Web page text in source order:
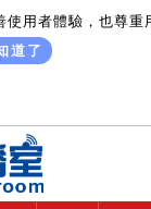
用者體驗，也尊重
道了